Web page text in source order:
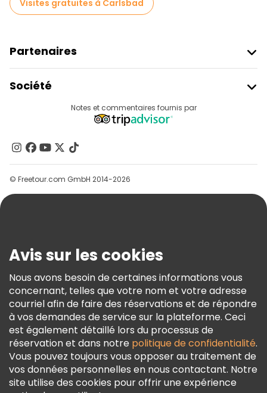
Visites gratuites à Carlsbad
Partenaires
Connexion Du Fournisseur
Programme D’affiliation
Société
Contactez-Nous
Groupes
Aide
Conditions Générales Et Mentions Légales
Politique En Matière De Cookies
Freetour Prix
Programme De Fidélité
Notes et commentaires fournis par
© Freetour.com GmbH 2014-2026
Avis sur les cookies
Nous avons besoin de certaines informations vous
concernant, telles que votre nom et votre adresse
courriel afin de faire des réservations et de répondre
à vos demandes de service sur la plateforme. Ceci
est également détaillé lors du processus de
réservation et dans notre politique de confidentialité.
Vous pouvez toujours vous opposer au traitement de
vos données personnelles en nous contactant. Notre
site utilise des cookies pour offrir une expérience